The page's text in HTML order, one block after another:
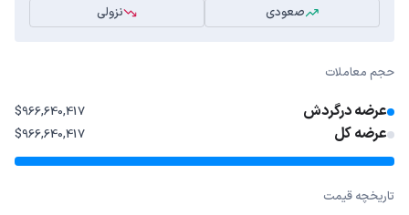
صعودی
نزولی
حجم معاملات
عرضه درگردش $966,640,417
عرضه کل $966,640,417
تاریخچه قیمت